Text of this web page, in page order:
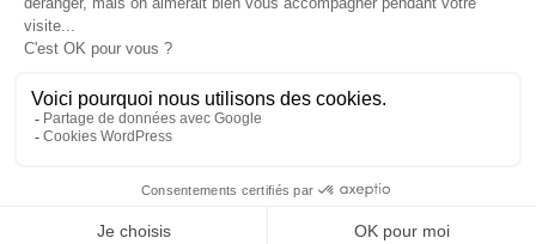
Injections esthétiques
Épilation laser
Politique de confidentialité•Mentions légales